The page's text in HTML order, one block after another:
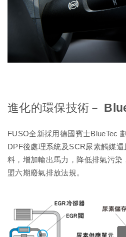
進化的環保技術－
FUSO全新採用德國賓士BlueTec
DPF後處理系統及SCR尿素觸媒
料，增加輸出馬力，降低排氣污染
盟六期廢氣排放法規。